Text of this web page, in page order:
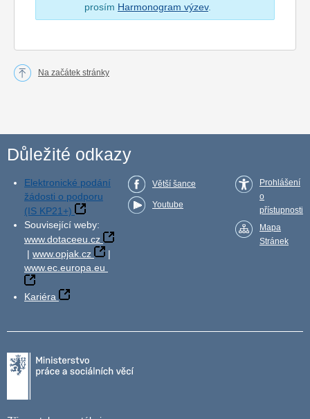
prosím Harmonogram výzev.
Na začátek stránky
Důležité odkazy
Elektronické podání
žádosti o podporu
(IS KP21+)
Související weby:
www.dotaceeu.cz
| www.opjak.cz
|
www.ec.europa.eu
Kariéra
Větší šance
Youtube
Prohlášení
o
přístupnosti
Mapa
Stránek